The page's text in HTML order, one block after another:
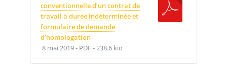
conventionnelle d’un contrat de
travail à durée indéterminée et
formulaire de demande
d’homologation
8 mai 2019- PDF- 238.6 kio